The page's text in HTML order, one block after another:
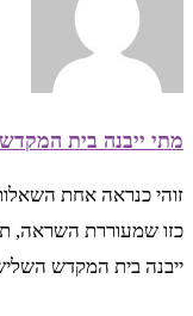
מתי ייבנה בית
זוהי כנראה אחת
כזו שמעוררת השראה,
ייבנה בית המקדש